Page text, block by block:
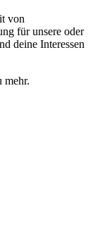
von
für unsere oder
deine Interessen
mehr.